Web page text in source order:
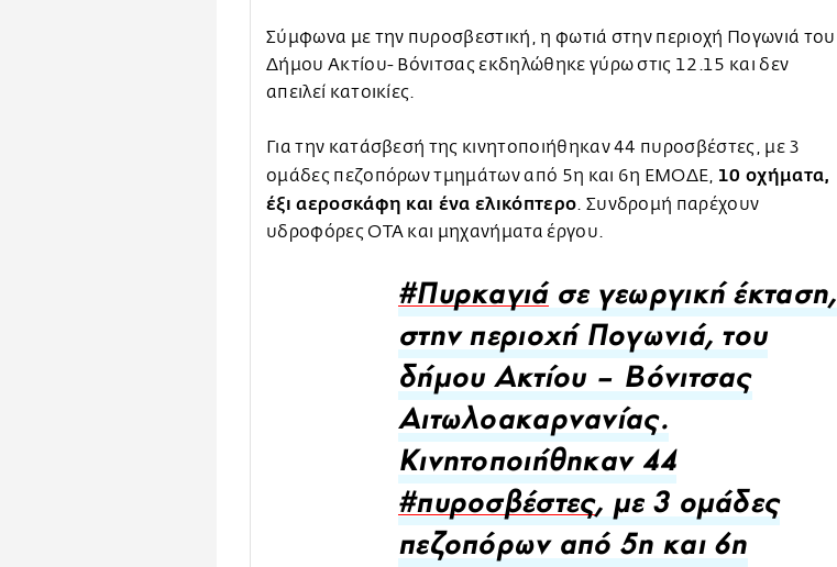
Σύμφωνα με την πυροσβεστική, η φωτιά στην περιοχή Πογωνιά του
Δήμου Ακτίου- Βόνιτσας εκδηλώθηκε γύρω στις 12.15 και δεν
απειλεί κατοικίες.
Για την κατάσβεσή της κινητοποιήθηκαν 44 πυροσβέστες, με 3
ομάδες πεζοπόρων τμημάτων από 5η και 6η ΕΜΟΔΕ, 10 οχήματα,
έξι αεροσκάφη και ένα ελικόπτερο. Συνδρομή παρέχουν
υδροφόρες ΟΤΑ και μηχανήματα έργου.
#Πυρκαγιά σε γεωργική έκταση,
στην περιοχή Πογωνιά, του
δήμου Ακτίου – Βόνιτσας
Αιτωλοακαρνανίας.
Κινητοποιήθηκαν 44
#πυροσβέστες, με 3 ομάδες
πεζοπόρων από 5η και 6η